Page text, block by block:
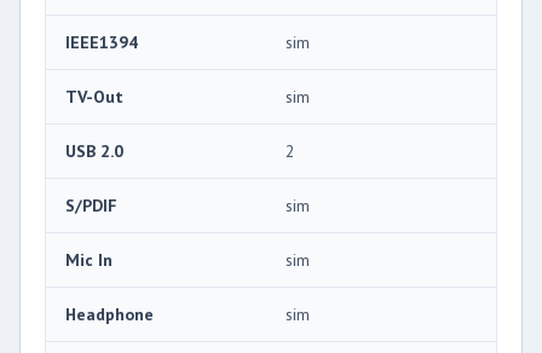
IEEE1394 sim
TV-Out sim
USB 2.0 2
S/PDIF sim
Mic In sim
Headphone sim